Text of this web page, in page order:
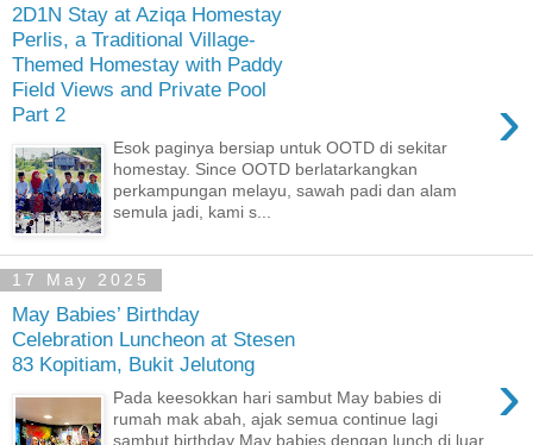
2D1N Stay at Aziqa Homestay
Perlis, a Traditional Village-
Themed Homestay with Paddy
Field Views and Private Pool
Part 2
›
Esok paginya bersiap untuk OOTD di sekitar
homestay. Since OOTD berlatarkangkan
perkampungan melayu, sawah padi dan alam
semula jadi, kami s...
17 May 2025
May Babies’ Birthday
Celebration Luncheon at Stesen
83 Kopitiam, Bukit Jelutong
›
Pada keesokkan hari sambut May babies di
rumah mak abah, ajak semua continue lagi
sambut birthday May babies dengan lunch di luar.